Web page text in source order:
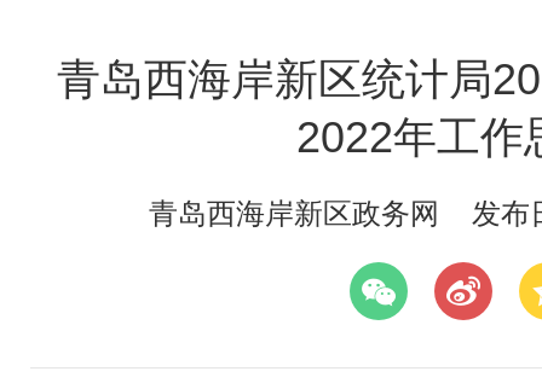
青岛西海岸新区统计局
2022年工作
青岛西海岸新区政务网 发布